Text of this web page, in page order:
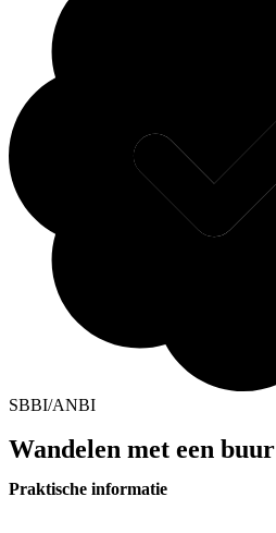
SBBI/ANBI
Wandelen met een buur
Praktische informatie